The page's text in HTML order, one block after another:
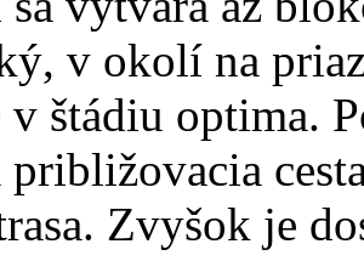
v okolí na
v štádiu optima.
približovacia
Zvyšok je